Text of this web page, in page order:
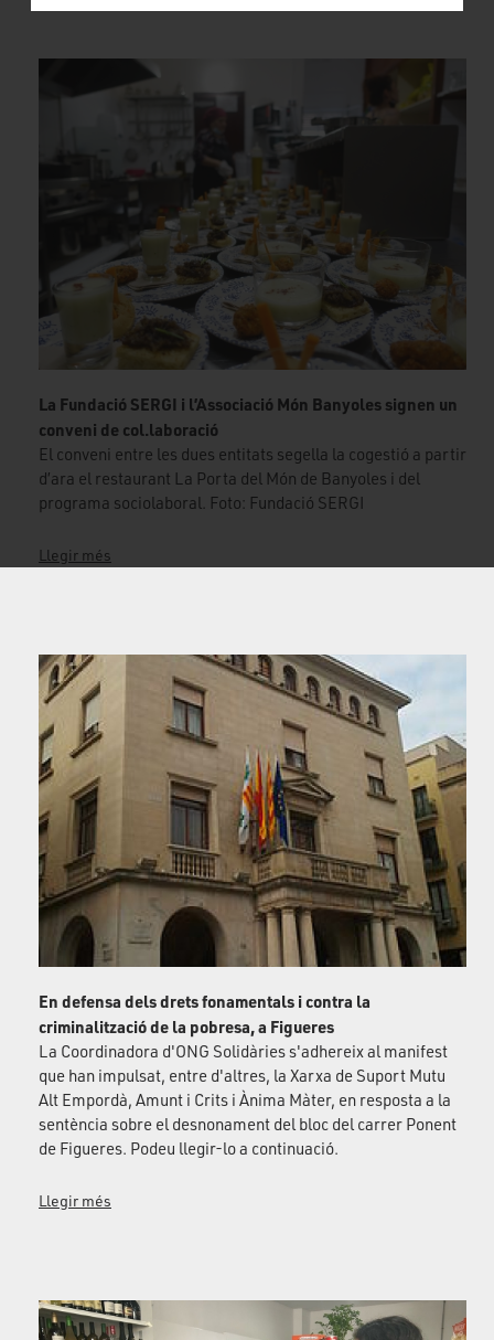
La Fundació SERGI i l’Associació Món Banyoles signen un
conveni de col.laboració
El conveni entre les dues entitats segella la cogestió a partir
d’ara el restaurant La Porta del Món de Banyoles i del
programa sociolaboral. Foto: Fundació SERGI
Llegir més
En defensa dels drets fonamentals i contra la
criminalització de la pobresa, a Figueres
La Coordinadora d'ONG Solidàries s'adhereix al manifest
que han impulsat, entre d'altres, la Xarxa de Suport Mutu
Alt Empordà, Amunt i Crits i Ànima Màter, en resposta a la
sentència sobre el desnonament del bloc del carrer Ponent
de Figueres. Podeu llegir-lo a continuació.
Llegir més